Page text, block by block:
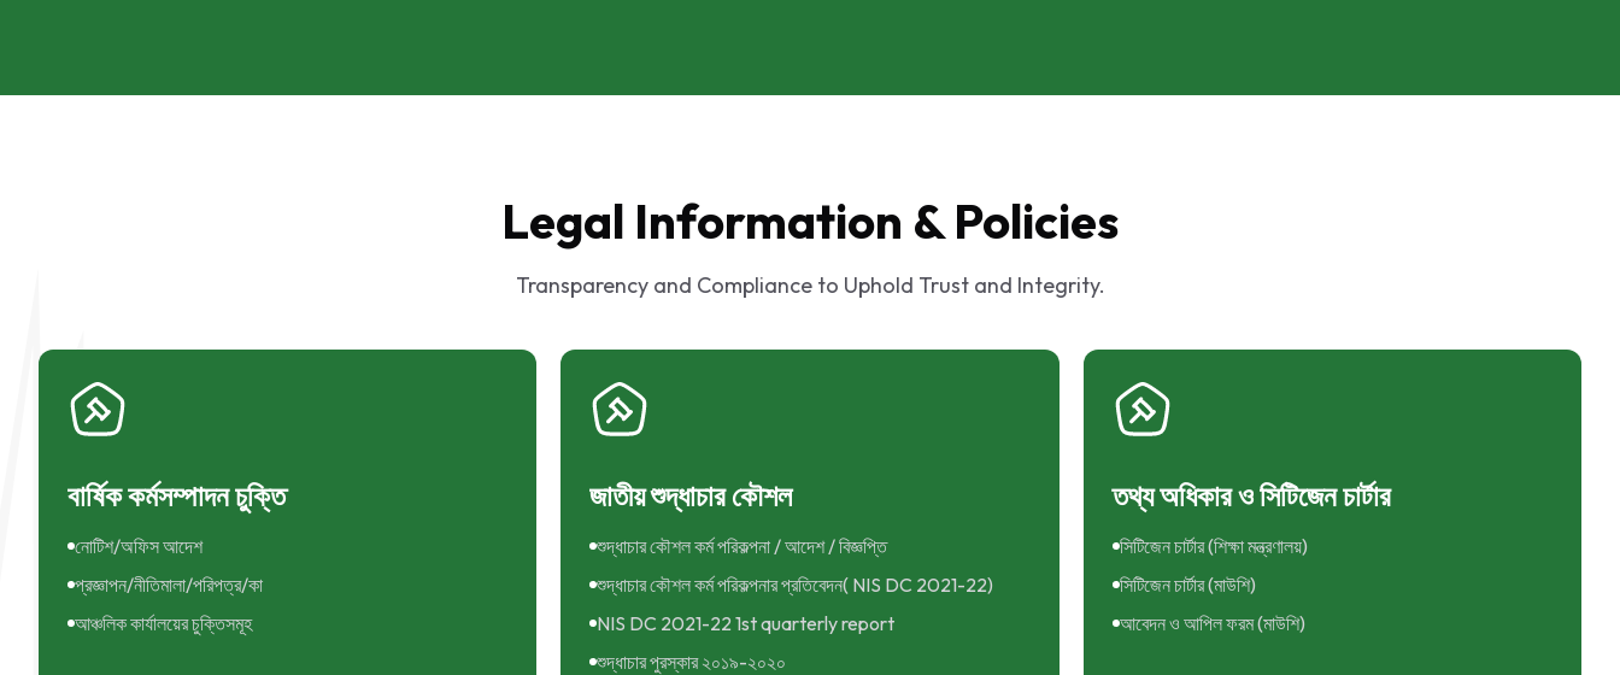
Legal Information & Policies
Transparency and Compliance to Uphold Trust and Integrity.
বার্ষিক কর্মসম্পাদন চুক্তি
নোটিশ/অফিস আদেশ
প্রজ্ঞাপন/নীতিমালা/পরিপত্র/কা
আঞ্চলিক কার্যালয়ের চুক্তিসমূহ
জাতীয় শুদ্ধাচার কৌশল
শুদ্ধাচার কৌশল কর্ম পরিকল্পনা / আদেশ / বিজ্ঞপ্তি
শুদ্ধাচার কৌশল কর্ম পরিকল্পনার প্রতিবেদন( NIS DC 2021-22)
NIS DC 2021-22 1st quarterly report
শুদ্ধাচার পুরস্কার ২০১৯-২০২০
তথ্য অধিকার ও সিটিজেন চার্টার
সিটিজেন চার্টার (শিক্ষা মন্ত্রণালয়)
সিটিজেন চার্টার (মাউশি)
আবেদন ও আপিল ফরম (মাউশি)